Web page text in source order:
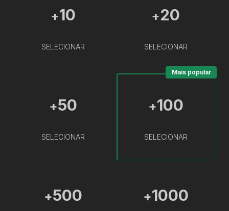
+10
SELECIONAR
+20
SELECIONAR
+50
SELECIONAR
+100
SELECIONAR
Mais popular
+500 +1000